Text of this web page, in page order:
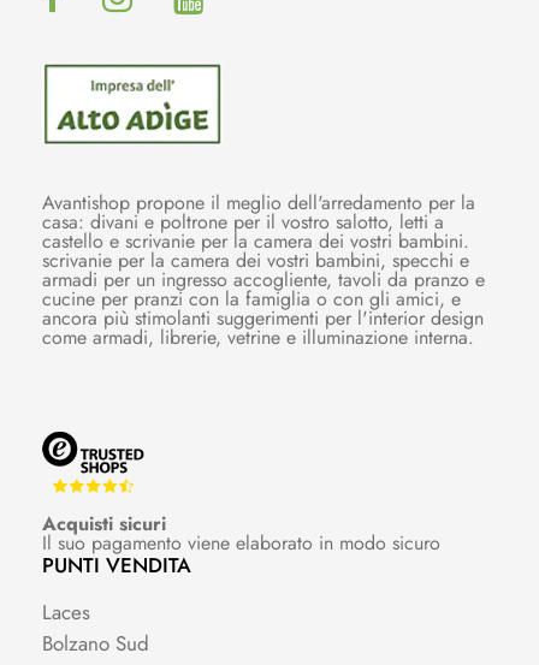
Avantishop propone il meglio dell'arredamento per la
casa: divani e poltrone per il vostro salotto, letti a
castello e scrivanie per la camera dei vostri bambini.
scrivanie per la camera dei vostri bambini, specchi e
armadi per un ingresso accogliente, tavoli da pranzo e
cucine per pranzi con la famiglia o con gli amici, e
ancora più stimolanti suggerimenti per l'interior design
come armadi, librerie, vetrine e illuminazione interna.
Acquisti sicuri
Il suo pagamento viene elaborato in modo sicuro
PUNTI VENDITA
Laces
Bolzano Sud